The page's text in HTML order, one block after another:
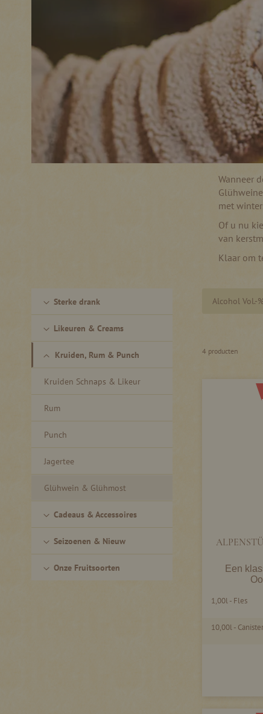
Wanneer
met
Of u nu
van
Klaar om
Alcohol Vol.-%
4 producten
Een
1,00l - Fles
10,00l - Canister
Sterke drank
Likeuren & Creams
Kruiden, Rum & Punch
Kruiden Schnaps & Likeur
Rum
Punch
Jagertee
Glühwein & Glühmost
Cadeaus & Accessoires
Seizoenen & Nieuw
Onze Fruitsoorten